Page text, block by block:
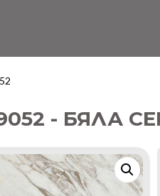
- БЯЛА